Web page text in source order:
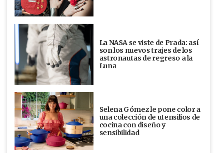
La NASA se viste de Prada: así
son los nuevos trajes de los
astronautas de regreso a la
Luna
Selena Gómez le pone color a
una colección de utensilios de
cocina con diseño y
sensibilidad